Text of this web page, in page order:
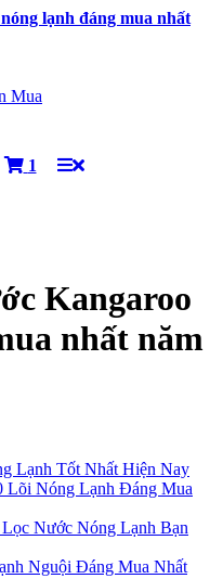
lạnh đáng mua nhất
Mua
1
Kangaroo
nhất năm
Lạnh Tốt Nhất Hiện Nay
Lõi Nóng Lạnh Đáng Mua
Nước Nóng Lạnh Bạn
Nguội Đáng Mua Nhất